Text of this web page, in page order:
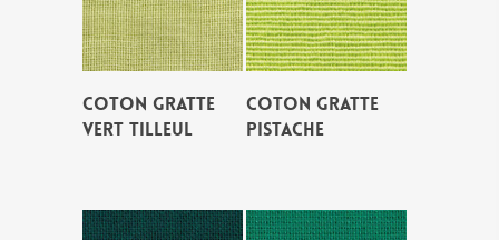
COTON GRATTE
VERT TILLEUL
COTON GRATTE
PISTACHE